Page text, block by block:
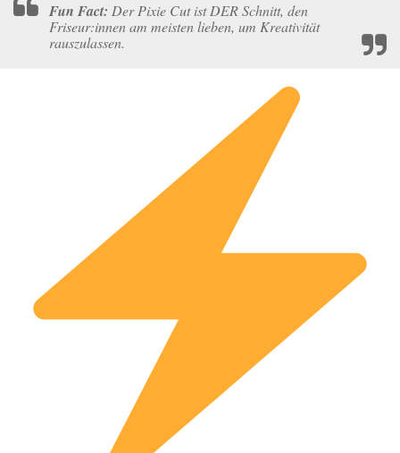
Fun Fact: Der Pixie Cut ist DER Schnitt, den
Friseur:innen am meisten lieben, um Kreativität
rauszulassen.